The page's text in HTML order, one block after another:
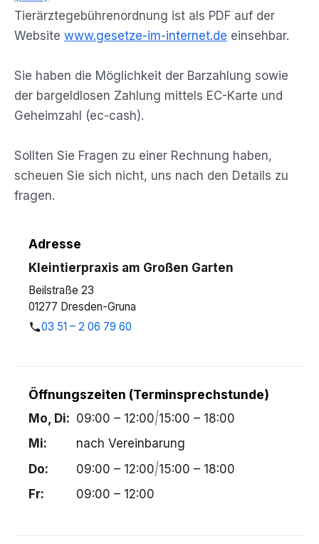
Tierärztegebührenordnung ist als PDF auf der
Website www.gesetze-im-internet.de einsehbar.
Sie haben die Möglichkeit der Barzahlung sowie
der bargeldlosen Zahlung mittels EC-Karte und
Geheimzahl (ec-cash).
Sollten Sie Fragen zu einer Rechnung haben,
scheuen Sie sich nicht, uns nach den Details zu
fragen.
Adresse
Kleintierpraxis am Großen Garten
Beilstraße 23
01277 Dresden-Gruna
03 51 – 2 06 79 60
Öffnungszeiten (Terminsprechstunde)
Mo, Di: 09:00 – 12:00|15:00 – 18:00
Mi:
nach Vereinbarung
Do:
09:00 – 12:00|15:00 – 18:00
Fr:
09:00 – 12:00